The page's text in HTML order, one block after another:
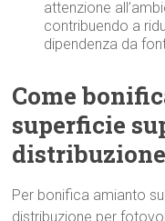
attenzione
contribuendo a
dipendenza da
Come
superficie
Per bonifica amianto
distribuzione per